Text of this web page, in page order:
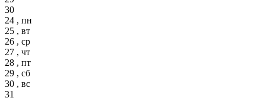
30
24 , пн
25 , вт
26 , ср
27 , чт
28 , пт
29 , сб
30 , вс
31